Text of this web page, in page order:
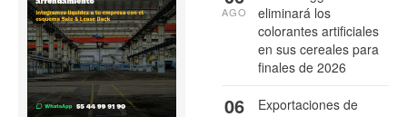
eliminará los
colorantes artificiales
en sus cereales para
finales de 2026
AGO
Exportaciones de
06